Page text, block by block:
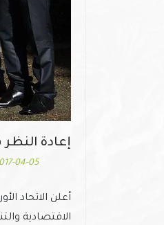
إعادة
04-05
أعلن الاتحاد